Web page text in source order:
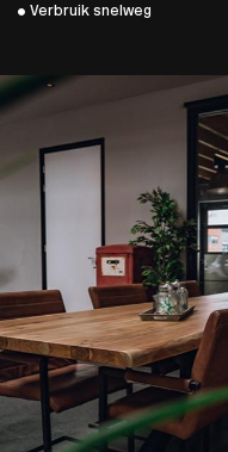
Verbruik snelweg